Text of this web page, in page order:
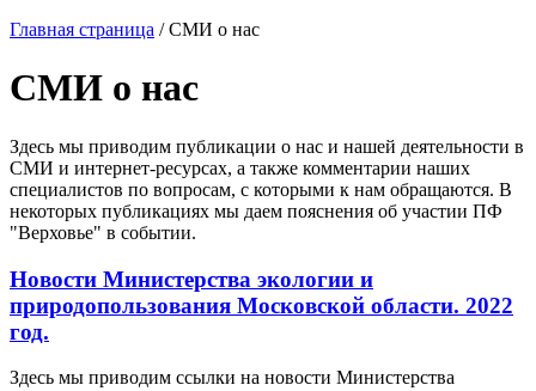
Главная страница / СМИ о нас
СМИ о нас
Здесь мы приводим публикации о нас и нашей деятельности в
СМИ и интернет-ресурсах, а также комментарии наших
специалистов по вопросам, с которыми к нам обращаются. В
некоторых публикациях мы даем пояснения об участии ПФ
"Верховье" в событии.
Новости Министерства экологии и
природопользования Московской области. 2022
год.
Здесь мы приводим ссылки на новости Министерства